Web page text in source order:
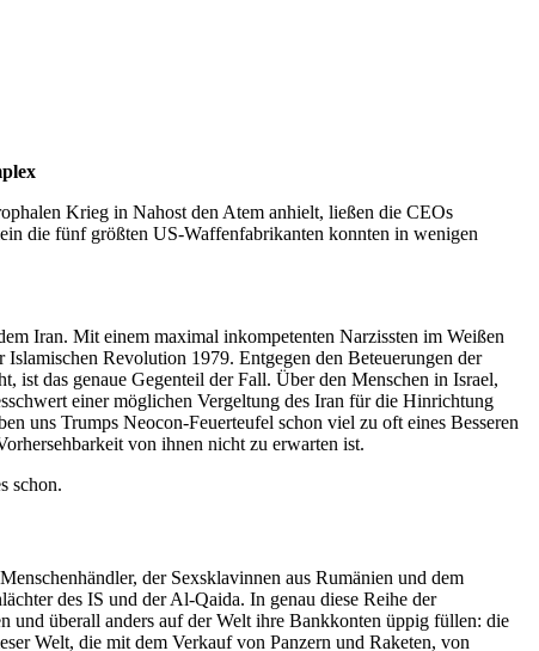
Krieg in Nahost den Atem anhielt, ließen die CEOs
die fünf größten US-Waffenfabrikanten konnten in wenigen
Iran. Mit einem maximal inkompetenten Narzissten im Weißen
Revolution 1979. Entgegen den Beteuerungen der
das genaue Gegenteil der Fall. Über den Menschen in Israel,
einer möglichen Vergeltung des Iran für die Hinrichtung
uns Trumps Neocon-Feuerteufel schon viel zu oft eines Besseren
von ihnen nicht zu erwarten ist.
schon.
der Sexsklavinnen aus Rumänien und dem
des IS und der Al-Qaida. In genau diese Reihe der
und überall anders auf der Welt ihre Bankkonten üppig füllen: die
Welt, die mit dem Verkauf von Panzern und Raketen, von